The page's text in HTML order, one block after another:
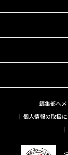
編集部へ
個人情報の取扱